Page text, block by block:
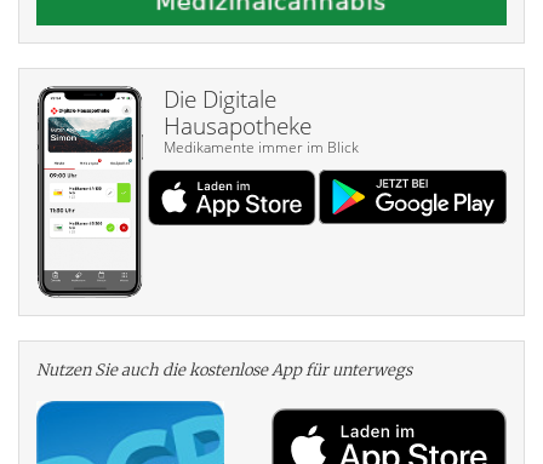
Die Digitale
Hausapotheke
Medikamente immer im Blick
Nutzen Sie auch die kosten­lose App für unterwegs